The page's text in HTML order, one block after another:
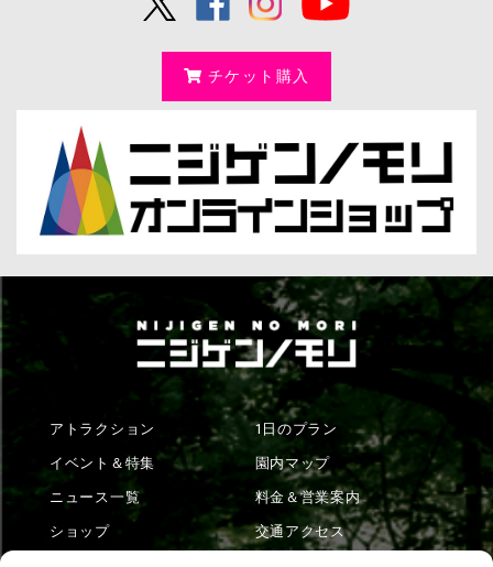
チケット購入
アトラクション
イベント＆特集
ニュース一覧
ショップ
1日のプラン
園内マップ
料金＆営業案内
交通アクセス